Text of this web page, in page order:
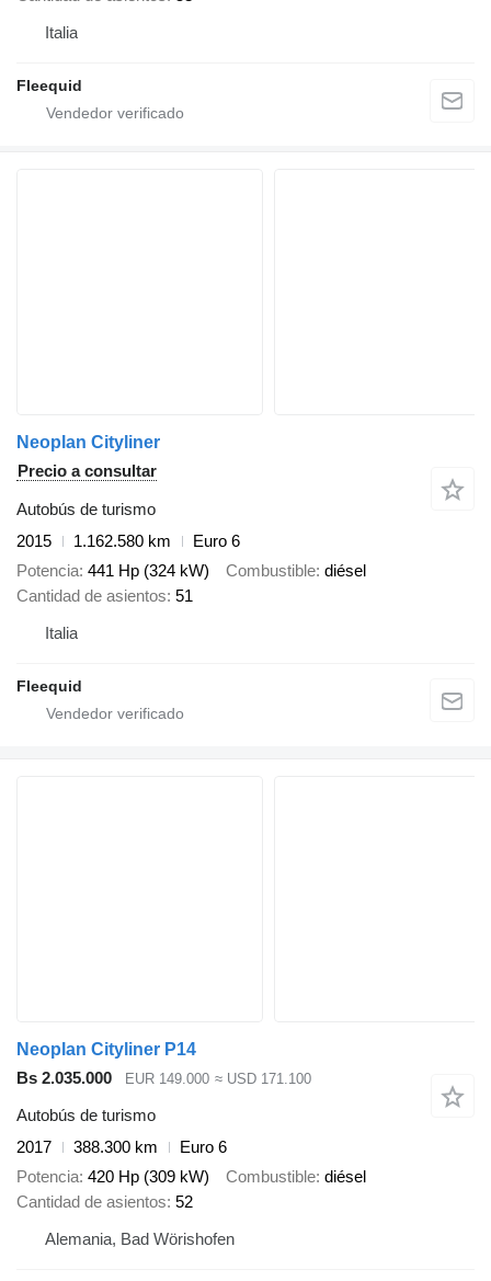
Italia
Fleequid
Neoplan Cityliner
Precio a consultar
Autobús de turismo
2015
1.162.580 km
Euro 6
Potencia 441 Hp (324 kW) Combustible diésel
Cantidad de asientos 51
Italia
Fleequid
Neoplan Cityliner P14
Bs 2.035.000
EUR 149.000 ≈ USD 171.100
Autobús de turismo
2017
388.300 km
Euro 6
Potencia 420 Hp (309 kW) Combustible diésel
Cantidad de asientos 52
Alemania, Bad Wörishofen